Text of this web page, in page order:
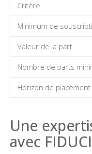
Critère
Minimum de
Valeur de la part
Nombre de parts
Horizon de placement
Une
avec